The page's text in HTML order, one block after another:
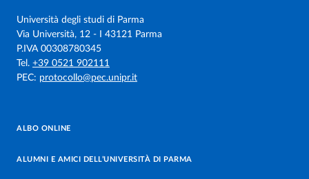
Università degli studi di Parma
Via Università, 12 - I 43121 Parma
P.IVA 00308780345
Tel. +39 0521 902111
PEC: protocollo@pec.unipr.it
ALBO ONLINE
ALUMNI E AMICI DELL’UNIVERSITÀ DI PARMA